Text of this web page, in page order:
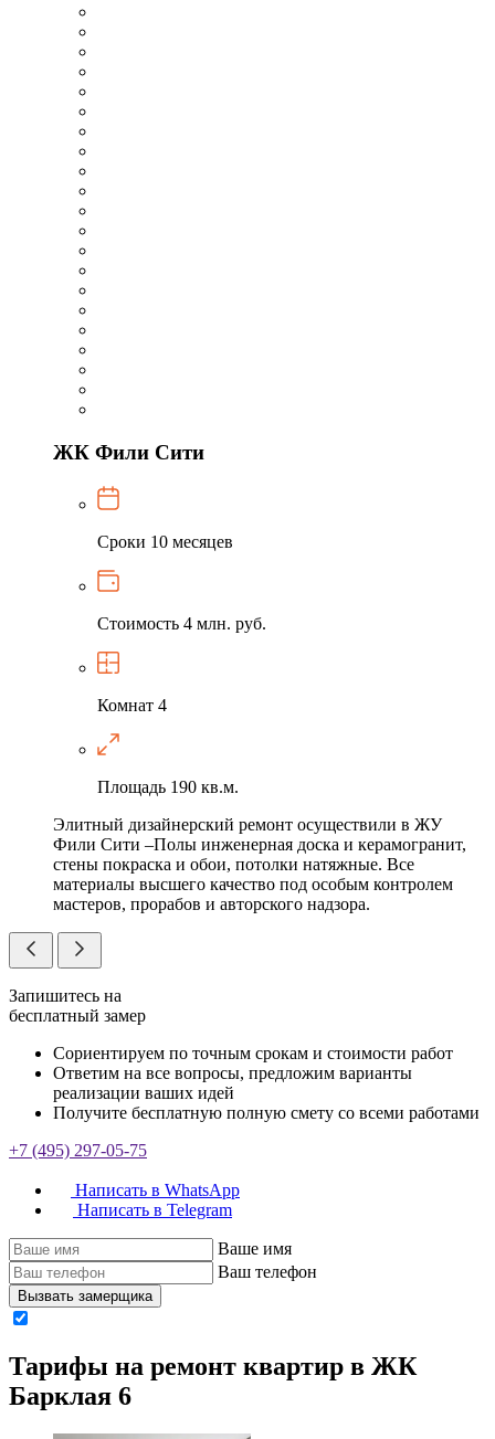
ЖК Фили Сити
Сроки 10 месяцев
Стоимость 4 млн. руб.
Комнат 4
Площадь 190 кв.м.
Элитный дизайнерский ремонт осуществили в ЖУ
Фили Сити –Полы инженерная доска и керамогранит,
стены покраска и обои, потолки натяжные. Все
материалы высшего качество под особым контролем
мастеров, прорабов и авторского надзора.
Запишитесь на
бесплатный замер
Сориентируем по точным срокам и стоимости работ
Ответим на все вопросы, предложим варианты
реализации ваших идей
Получите бесплатную полную смету со всеми работами
+7 (495) 297-05-75
Написать в WhatsApp
Написать в Telegram
Ваше имя
Ваш телефон
Вызвать замерщика
Тарифы на ремонт квартир в ЖК
Барклая 6